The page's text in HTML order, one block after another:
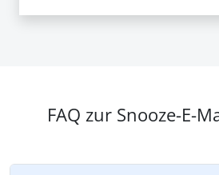
FAQ zur Snooze-E-